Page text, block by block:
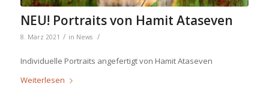
NEU! Portraits von Hamit Ataseven
8. März 2021 / in News /
Individuelle Portraits angefertigt von Hamit Ataseven
Weiterlesen